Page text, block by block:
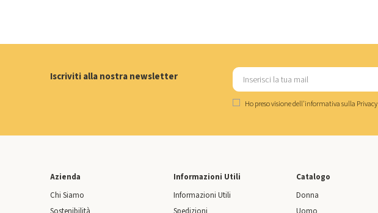
Iscriviti alla nostra newsletter
Ho preso visione dell'informativa sulla Privacy
Azienda
Chi Siamo
Informazioni Utili
Informazioni Utili
Catalogo
Donna